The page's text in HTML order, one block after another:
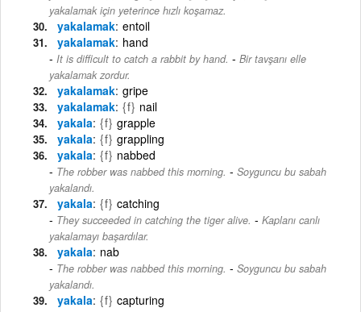
yakalamak için yeterince hızlı koşamaz.
yakalamak entoil
yakalamak hand
It is difficult to catch a rabbit by hand. - Bir tavşanı elle
yakalamak zordur.
yakalamak gripe
yakalamak {f} nail
yakala {f} grapple
yakala {f} grappling
yakala {f} nabbed
The robber was nabbed this morning. - Soyguncu bu sabah
yakalandı.
yakala {f} catching
They succeeded in catching the tiger alive. - Kaplanı canlı
yakalamayı başardılar.
yakala nab
The robber was nabbed this morning. - Soyguncu bu sabah
yakalandı.
yakala {f} capturing